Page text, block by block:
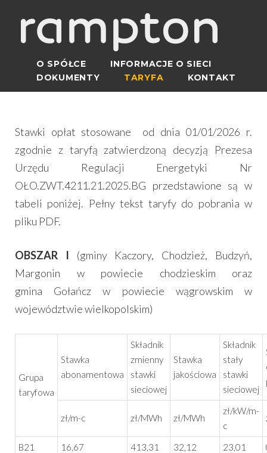
O SPÓŁCE
INFORMACJE O SIECI
DOKUMENTY
TARYFA KONTAKT
Stawki opłat stosowane od dnia 01/01/2026 r.
zgodnie z taryfą zatwierdzoną decyzją Prezesa
Urzędu Regulacji Energetyki Nr
OŁO.ZWT.4211.21.2025.BG przedstawione są w
tabeli poniżej. Pełny tekst taryfy do pobrania w
pliku PDF.
OBSZAR I (gminy Kaczory, Chodzież, Budzyń,
Margonin w powiecie chodzieskim oraz
gmina Gołańcz w powiecie wągrowskim w
województwie wielkopolskim)
Grupa
taryfowa
Stawka
abonamentowa
Składnik
zmienny
stawki
sieciowej
Stawka
jakościowa
Składnik
stały
stawki
sieciowej
zł/m-c zł/MWh zł/MWh
zł/kW/m-
c
B21 16,67 413,31 32,12 23,01